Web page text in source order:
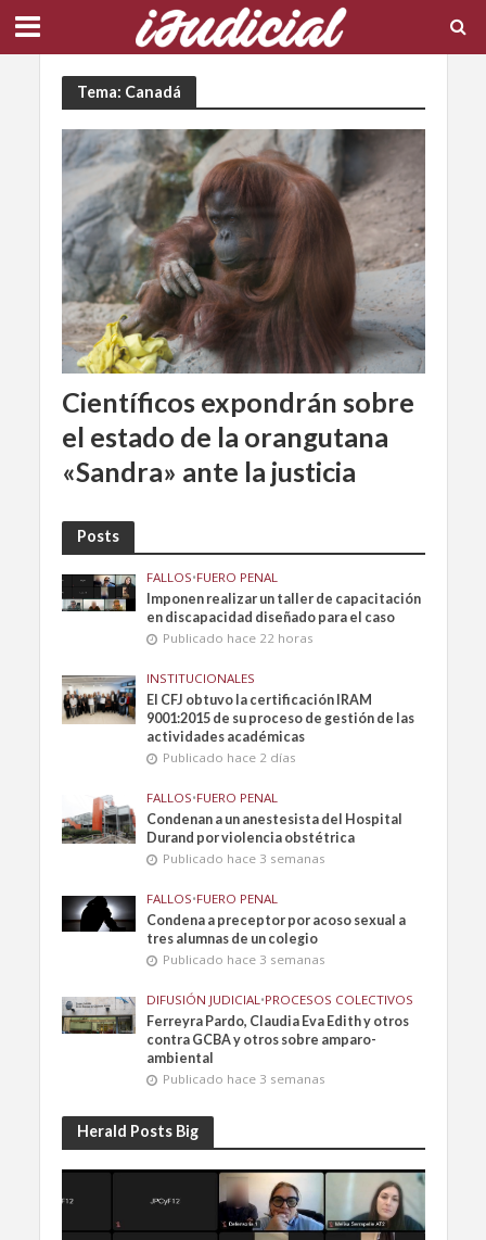
Tema: Canadá
Científicos expondrán sobre
el estado de la orangutana
«Sandra» ante la justicia
Posts
FALLOS•FUERO PENAL
Imponen realizar un taller de capacitación
en discapacidad diseñado para el caso
Publicado hace 22 horas
INSTITUCIONALES
El CFJ obtuvo la certificación IRAM
9001:2015 de su proceso de gestión de las
actividades académicas
Publicado hace 2 días
FALLOS•FUERO PENAL
Condenan a un anestesista del Hospital
Durand por violencia obstétrica
Publicado hace 3 semanas
FALLOS•FUERO PENAL
Condena a preceptor por acoso sexual a
tres alumnas de un colegio
Publicado hace 3 semanas
DIFUSIÓN JUDICIAL •PROCESOS COLECTIVOS
Ferreyra Pardo, Claudia Eva Edith y otros
contra GCBA y otros sobre amparo-
ambiental
Publicado hace 3 semanas
Herald Posts Big